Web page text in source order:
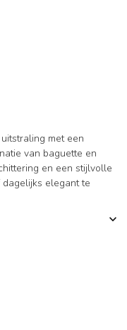
met een
van baguette en
en een stijlvolle
elegant te